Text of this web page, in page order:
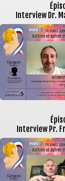
Interview Dr.
Interview Pr.